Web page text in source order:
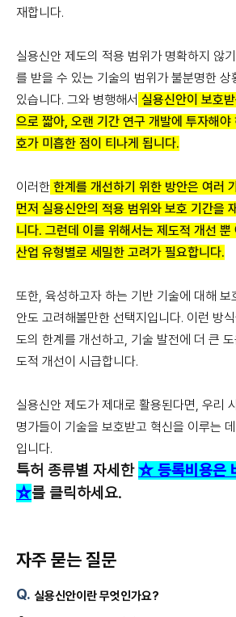
재합니다.
실용신안 제도의 적용 범위가 명확하지 않
를 받을 수 있는 기술의 범위가 불분명한
있습니다. 그와 병행해서 실용신안이 보호
으로 짧아, 오랜 기간 연구 개발에 투자해야
호가 미흡한 점이 티나게 됩니다.
이러한 한계를 개선하기 위한 방안은 여러
먼저 실용신안의 적용 범위와 보호 기간을
니다. 그런데 이를 위해서는 제도적 개선 뿐
산업 유형별로 세밀한 고려가 필요합니다.
또한, 육성하고자 하는 기반 기술에 대해
안도 고려해볼만한 선택지입니다. 이런 방
도의 한계를 개선하고, 기술 발전에 더 큰
도적 개선이 시급합니다.
실용신안 제도가 제대로 활용된다면, 우리
명가들이 기술을 보호받고 혁신을 이루는
입니다.
특허 종류별 자세한☆ 등록비용은
☆를 클릭하세요.
자주 묻는 질문
실용신안이란 무엇인가요?